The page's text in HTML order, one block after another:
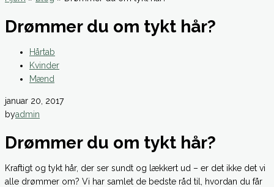
Drømmer du om tykt hår?
Hårtab
Kvinder
Mænd
januar 20, 2017
byadmin
Drømmer du om tykt hår?
Kraftigt og tykt hår, der ser sundt og lækkert ud – er det ikke det vi
alle drømmer om? Vi har samlet de bedste råd til, hvordan du får